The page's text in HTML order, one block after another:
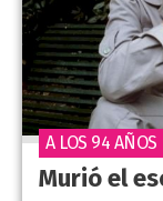
Murió el
A LOS 94 AÑOS